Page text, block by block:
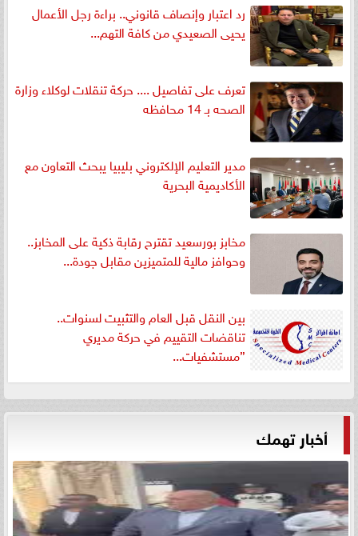
رد اعتبار وإنصاف قانوني.. براءة رجل الأعمال
يحيى الصعيدي من كافة التهم...
تعرف على تفاصيل .... حركة تنقلات لوكلاء وزارة
الصحه بـ 14 محافظه
مدير التعليم الإلكتروني بليبيا يبحث التعاون مع
الأكاديمية البحرية
مخابز بورسعيد تقترح رقابة ذكية على المخابز..
وحوافز مالية للمتميزين مقابل جودة...
بين النقل قبل العام والتثبيت لسنوات..
تناقضات التقييم في حركة مديري
”مستشفيات...
أخبار تهمك